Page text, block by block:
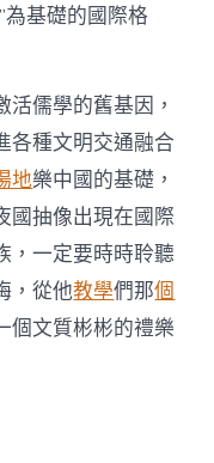
為基礎的國際格
儒學的舊基因，
各種文明交通融合
地樂中國的基礎，
國抽像出現在國際
，一定要時時聆聽
，從他教學們那個
個文質彬彬的禮樂